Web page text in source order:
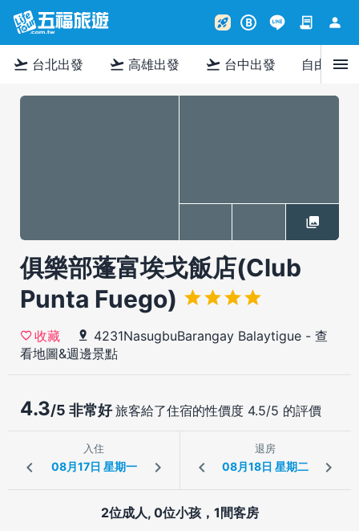
rocket_launch B contract person
flight_takeoff 台北出發 flight_takeoff 高雄出發 flight_takeoff 台中出發 自由行menu
俱樂部蓬富埃戈飯店(Club
Punta Fuego)
收藏 4231NasugbuBarangay Balaytigue - 查
看地圖&週邊景點
4.3/5 非常好旅客給了住宿的性價度 4.5/5 的評價
入住 退房
2位成人, 0位小孩，1間客房